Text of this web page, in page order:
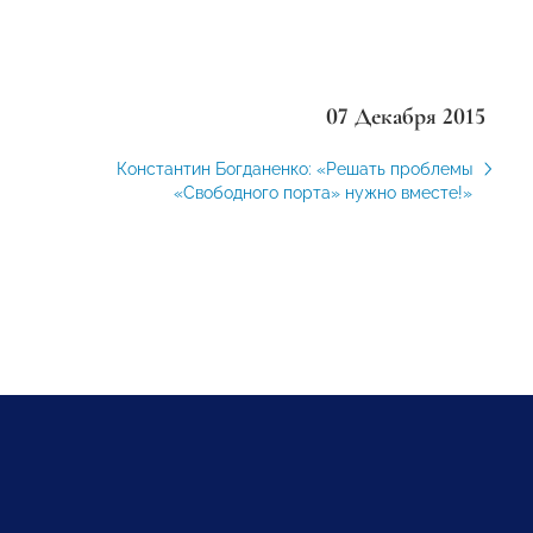
07 Декабря 2015
Константин Богданенко: «Решать проблемы
«Свободного порта» нужно вместе!»